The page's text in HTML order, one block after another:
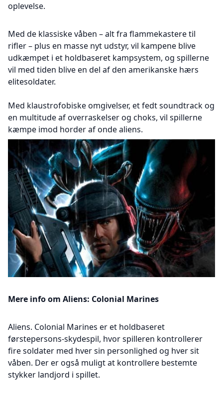
oplevelse.
Med de klassiske våben – alt fra flammekastere til
rifler – plus en masse nyt udstyr, vil kampene blive
udkæmpet i et holdbaseret kampsystem, og spillerne
vil med tiden blive en del af den amerikanske hærs
elitesoldater.
Med klaustrofobiske omgivelser, et fedt soundtrack og
en multitude af overraskelser og choks, vil spillerne
kæmpe imod horder af onde aliens.
Mere info om Aliens: Colonial Marines
Aliens. Colonial Marines er et holdbaseret
førstepersons-skydespil, hvor spilleren kontrollerer
fire soldater med hver sin personlighed og hver sit
våben. Der er også muligt at kontrollere bestemte
stykker landjord i spillet.